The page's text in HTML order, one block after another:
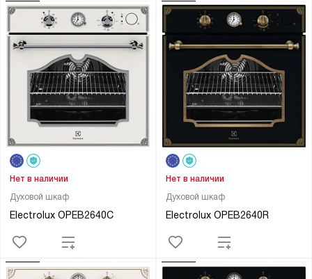
Духовой шкаф
Electrolux OPEB2640C
Нет в наличии
Духовой шкаф
Electrolux OPEB2640R
Нет в наличии